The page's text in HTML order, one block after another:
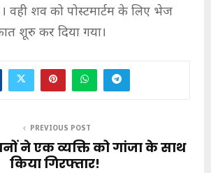
वही शव को पोस्टमार्टम के लिए भेज
शूरु कर दिया गया।
PREVIOUS POST
ने एक व्यक्ति को गांजा के साथ
किया गिरफ्तार!